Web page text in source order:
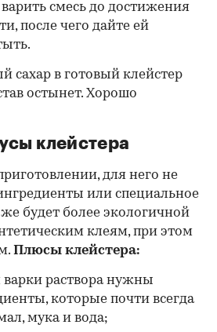
смесь до достижения
после чего дайте ей
сахар в готовый клейстер
остынет. Хорошо
клейстера
для него не
или специальное
будет более экологичной
клеям, при этом
Плюсы клейстера:
варки раствора нужны
которые почти всегда
мука и вода;